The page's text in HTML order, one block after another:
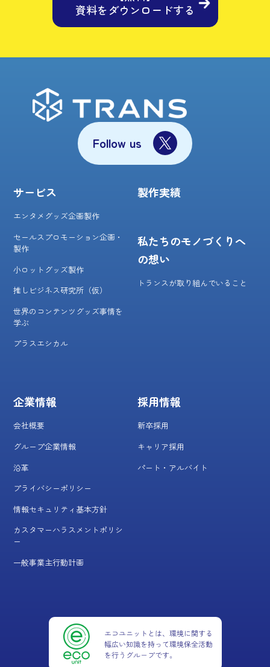
資料をダウンロードする
Follow us
サービス
エンタメグッズ企画製作
セールスプロモーション企画・
製作
小ロットグッズ製作
推しビジネス研究所（仮）
世界のコンテンツグッズ事情を
学ぶ
プラスエシカル
製作実績
私たちのモノづくりへ
の想い
トランスが取り組んでいること
企業情報
会社概要
グループ企業情報
沿革
プライバシーポリシー
情報セキュリティ基本方針
カスタマーハラスメントポリシ
ー
一般事業主行動計画
採用情報
新卒採用
キャリア採用
パート・アルバイト